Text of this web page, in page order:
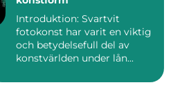
Introduktion: Svartvit
fotokonst har varit en viktig
och betydelsefull del av
konstvärlden under lån...